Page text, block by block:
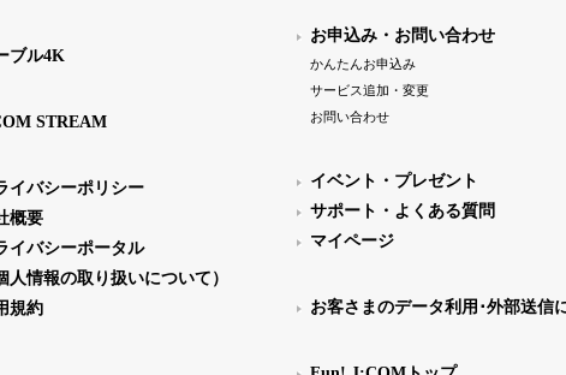
ブル4K
STREAM
イバシーポリシー
概要
イバシーポータル
人情報の取り扱いについて）
規約
お申込み・お問い合わせ
かんたんお申込み
サービス追加・変更
お問い合わせ
イベント・プレゼント
サポート・よくある質問
マイページ
お客さまのデータ利用･外部送信